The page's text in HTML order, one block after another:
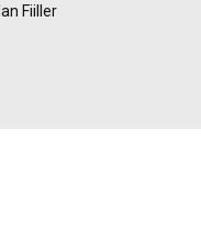
Fiiller